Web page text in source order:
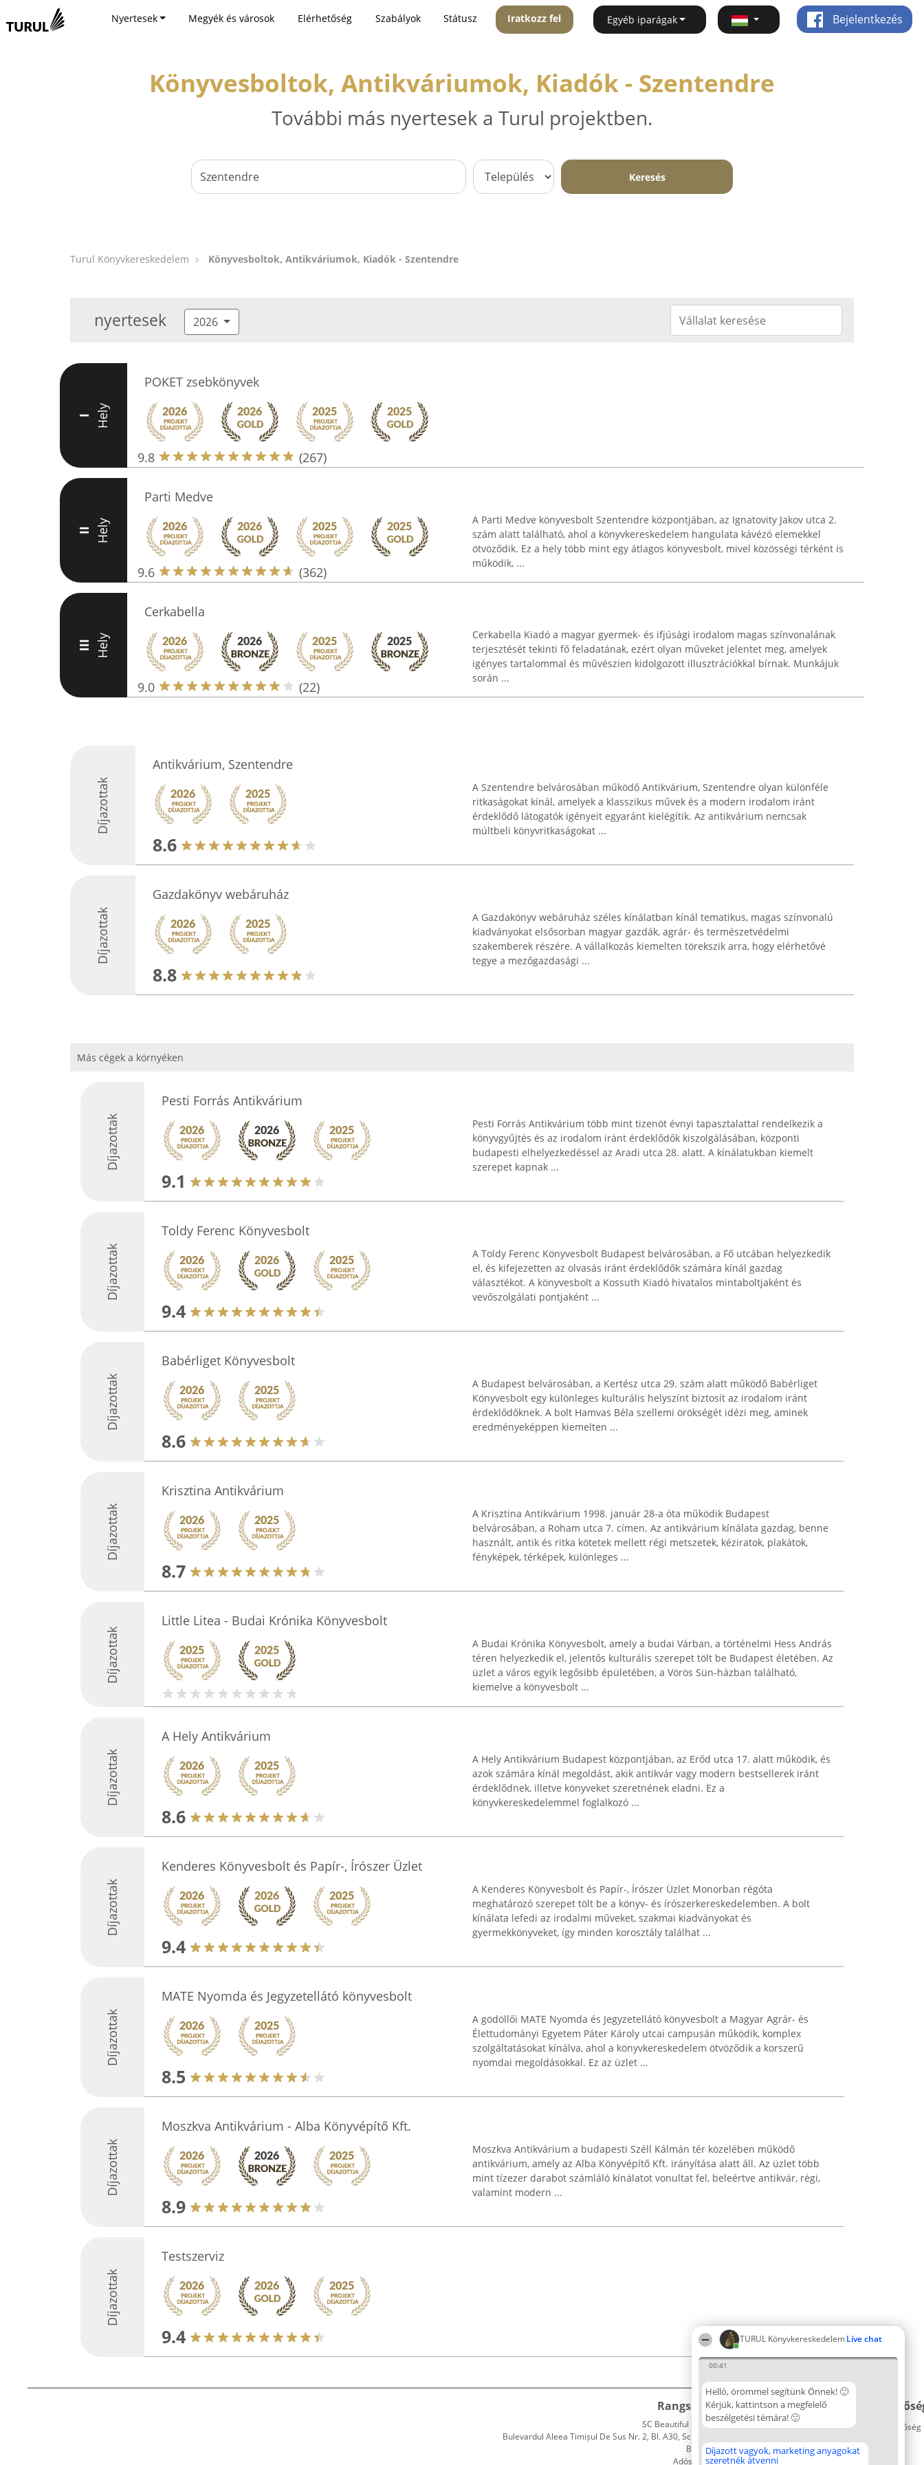
TURUL KönyvkereskedelemLive chat
00:41
Helló, örömmel segítünk Önnek! 🙂
Kérjük, kattintson a megfelelő
beszélgetési témára! 🙂
Díjazott vagyok, marketing anyagokat
szeretnék átvenni
Nyertesek Megyék és városok Elérhetőség Szabályok Státusz Iratkozz fel Egyéb iparágak Bejelentkezés
Könyvesboltok, Antikváriumok, Kiadók - Szentendre
További más nyertesek a Turul projektben.
Keresés
Turul Könyvkereskedelem Könyvesboltok, Antikváriumok, Kiadók - Szentendre
nyertesek 2026
I Hely
POKET zsebkönyvek
9.8 (267)
II Hely
Parti Medve
9.6 (362)
A Parti Medve könyvesbolt Szentendre központjában, az Ignatovity Jakov utca 2.
szám alatt található, ahol a könyvkereskedelem hangulata kávézó elemekkel
ötvöződik. Ez a hely több mint egy átlagos könyvesbolt, mivel közösségi térként is
működik, ...
III Hely
Cerkabella
9.0 (22)
Cerkabella Kiadó a magyar gyermek- és ifjúsági irodalom magas színvonalának
terjesztését tekinti fő feladatának, ezért olyan műveket jelentet meg, amelyek
igényes tartalommal és művészien kidolgozott illusztrációkkal bírnak. Munkájuk
során ...
Díjazottak
Antikvárium, Szentendre
8.6
A Szentendre belvárosában működő Antikvárium, Szentendre olyan különféle
ritkaságokat kínál, amelyek a klasszikus művek és a modern irodalom iránt
érdeklődő látogatók igényeit egyaránt kielégítik. Az antikvárium nemcsak
múltbeli könyvritkaságokat ...
Díjazottak
Gazdakönyv webáruház
8.8
A Gazdakönyv webáruház széles kínálatban kínál tematikus, magas színvonalú
kiadványokat elsősorban magyar gazdák, agrár- és természetvédelmi
szakemberek részére. A vállalkozás kiemelten törekszik arra, hogy elérhetővé
tegye a mezőgazdasági ...
Más cégek a környéken
Díjazottak
Pesti Forrás Antikvárium
9.1
Pesti Forrás Antikvárium több mint tizenöt évnyi tapasztalattal rendelkezik a
könyvgyűjtés és az irodalom iránt érdeklődők kiszolgálásában, központi
budapesti elhelyezkedéssel az Aradi utca 28. alatt. A kínálatukban kiemelt
szerepet kapnak ...
Díjazottak
Toldy Ferenc Könyvesbolt
9.4
A Toldy Ferenc Könyvesbolt Budapest belvárosában, a Fő utcában helyezkedik
el, és kifejezetten az olvasás iránt érdeklődők számára kínál gazdag
választékot. A könyvesbolt a Kossuth Kiadó hivatalos mintaboltjaként és
vevőszolgálati pontjaként ...
Díjazottak
Babérliget Könyvesbolt
8.6
A Budapest belvárosában, a Kertész utca 29. szám alatt működő Babérliget
Könyvesbolt egy különleges kulturális helyszínt biztosít az irodalom iránt
érdeklődőknek. A bolt Hamvas Béla szellemi örökségét idézi meg, aminek
eredményeképpen kiemelten ...
Díjazottak
Krisztina Antikvárium
8.7
A Krisztina Antikvárium 1998. január 28-a óta működik Budapest
belvárosában, a Roham utca 7. címen. Az antikvárium kínálata gazdag, benne
használt, antik és ritka kötetek mellett régi metszetek, kéziratok, plakátok,
fényképek, térképek, különleges ...
Díjazottak
Little Litea - Budai Krónika Könyvesbolt
A Budai Krónika Könyvesbolt, amely a budai Várban, a történelmi Hess András
téren helyezkedik el, jelentős kulturális szerepet tölt be Budapest életében. Az
üzlet a város egyik legősibb épületében, a Vörös Sün-házban található,
kiemelve a könyvesbolt ...
Díjazottak
A Hely Antikvárium
8.6
A Hely Antikvárium Budapest központjában, az Erőd utca 17. alatt működik, és
azok számára kínál megoldást, akik antikvár vagy modern bestsellerek iránt
érdeklődnek, illetve könyveket szeretnének eladni. Ez a
könyvkereskedelemmel foglalkozó ...
Díjazottak
Kenderes Könyvesbolt és Papír-, Írószer Üzlet
9.4
A Kenderes Könyvesbolt és Papír-, Írószer Üzlet Monorban régóta
meghatározó szerepet tölt be a könyv- és írószerkereskedelemben. A bolt
kínálata lefedi az irodalmi műveket, szakmai kiadványokat és
gyermekkönyveket, így minden korosztály találhat ...
Díjazottak
MATE Nyomda és Jegyzetellátó könyvesbolt
8.5
A gödöllői MATE Nyomda és Jegyzetellátó könyvesbolt a Magyar Agrár- és
Élettudományi Egyetem Páter Károly utcai campusán működik, komplex
szolgáltatásokat kínálva, ahol a könyvkereskedelem ötvöződik a korszerű
nyomdai megoldásokkal. Ez az üzlet ...
Díjazottak
Moszkva Antikvárium - Alba Könyvépítő Kft.
8.9
Moszkva Antikvárium a budapesti Széll Kálmán tér közelében működő
antikvárium, amely az Alba Könyvépítő Kft. irányítása alatt áll. Az üzlet több
mint tízezer darabot számláló kínálatot vonultat fel, beleértve antikvár, régi,
valamint modern ...
Díjazottak
Testszerviz
9.4
Rangsorszervező
SC Beautiful Company S.R.L.
Bulevardul Aleea Timișul De Sus Nr. 2, Bl. A30, Sc. A, Et. 4, Ap. 13
Bukarest 53-238
Adószám 36737675
Népszavazás
Nyertesek
díjazottak
Elérhetőség